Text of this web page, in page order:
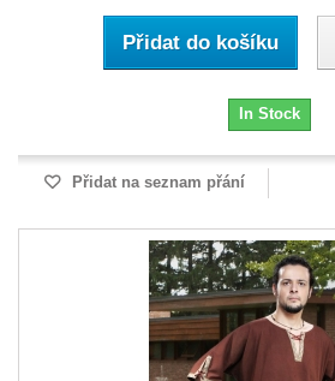
Přidat do košíku
In Stock
Přidat na seznam přání